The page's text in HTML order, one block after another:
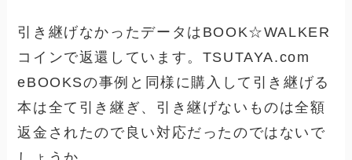
引き継げなかったデータはBOOK☆WALKER
コインで返還しています。 TSUTAYA.com
eBOOKSの事例と同様に購入して引き継げる
本は全て引き継ぎ、引き継げないものは全額
返金されたので良い対応だったのではないで